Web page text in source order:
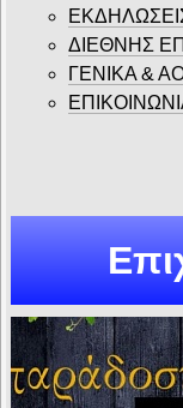
ΔΙΕΘΝΗΣ
ΓΕΝΙΚΑ &